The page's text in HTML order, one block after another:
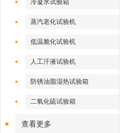
冷凝水试验箱
蒸汽老化试验机
低温脆化试验机
人工汗液试验机
防锈油脂湿热试验箱
二氧化硫试验箱
查看更多